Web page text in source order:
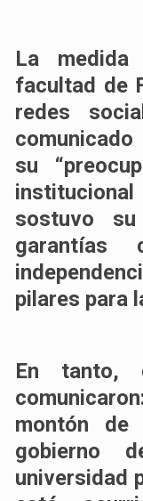
La
facultad de
redes
su
sostuvo
garantías
pilares para
En tanto,
montón de
gobierno
universidad